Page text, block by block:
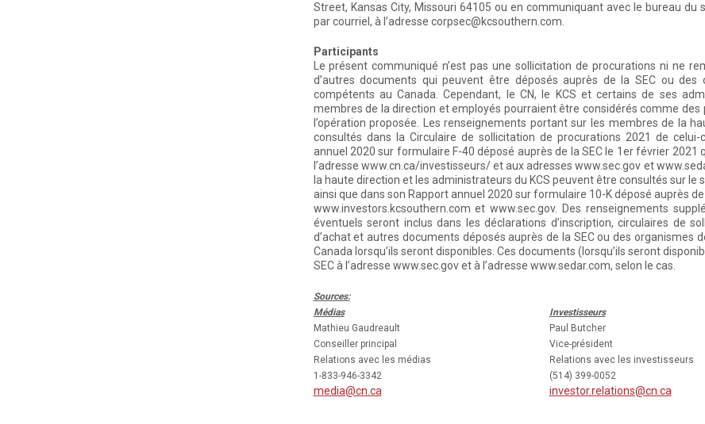
Street, Kansas City, Missouri 64105 ou en communiquant avec le bureau
par courriel, à l’adresse corpsec@kcsouthern.com.
Participants
Le présent communiqué n’est pas une sollicitation de procurations ni ne
d’autres documents qui peuvent être déposés auprès de la SEC ou
compétents au Canada. Cependant, le CN, le KCS et certains de ses
membres de la direction et employés pourraient être considérés comme
l’opération proposée. Les renseignements portant sur les membres de la
consultés dans la Circulaire de sollicitation de procurations 2021 de
annuel 2020 sur formulaire F-40 déposé auprès de la SEC le 1er février 2021
l’adresse www.cn.ca/investisseurs/ et aux adresses www.sec.gov et
la haute direction et les administrateurs du KCS peuvent être consultés sur le
ainsi que dans son Rapport annuel 2020 sur formulaire 10-K déposé auprès
www.investors.kcsouthern.com et www.sec.gov. Des renseignements
éventuels seront inclus dans les déclarations d’inscription, circulaires de
d’achat et autres documents déposés auprès de la SEC ou des
Canada lorsqu’ils seront disponibles. Ces documents (lorsqu’ils seront
SEC à l’adresse www.sec.gov et à l’adresse www.sedar.com, selon le cas.
Sources:
Médias
Investisseurs
Mathieu Gaudreault
Conseiller principal
Relations avec les médias
1-833-946-3342
media@cn.ca
Paul Butcher
Vice-président
Relations avec les investisseurs
(514) 399-0052
investor.relations@cn.ca